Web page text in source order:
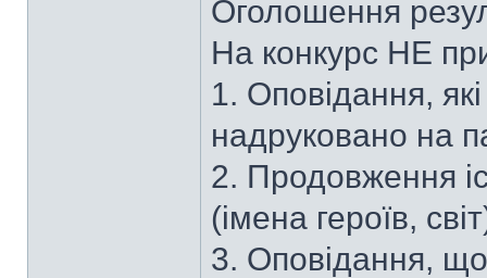
Оголошення
На конкурс НЕ
1. Оповідання,
надруковано на
2. Продовження
(імена героїв,
3. Оповідання,